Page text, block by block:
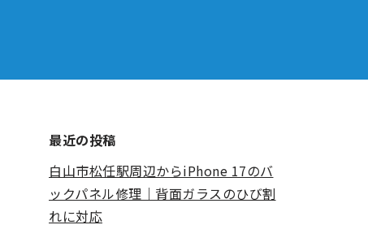
最近の投稿
白山市松任駅周辺からiPhone 17のバ
ックパネル修理｜背面ガラスのひび割
れに対応